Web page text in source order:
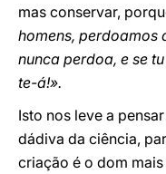
mas conservar,
homens, perdoamos
nunca perdoa, e se
te-á!».
Isto nos leve a
dádiva da ciência,
criação é o dom